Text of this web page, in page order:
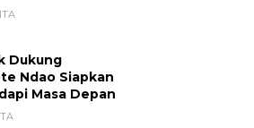
Dukung
Ndao Siapkan
Masa Depan